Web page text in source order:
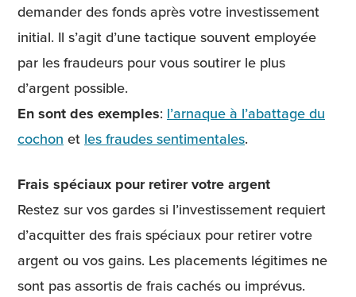
demander des fonds après votre investissement
initial. Il s’agit d’une tactique souvent employée
par les fraudeurs pour vous soutirer le plus
d’argent possible.
En sont des exemples: l’arnaque à l’abattage du
cochon et les fraudes sentimentales.
Frais spéciaux pour retirer votre argent
Restez sur vos gardes si l’investissement requiert
d’acquitter des frais spéciaux pour retirer votre
argent ou vos gains. Les placements légitimes ne
sont pas assortis de frais cachés ou imprévus.